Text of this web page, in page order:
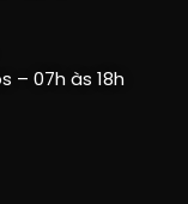
– 07h às 18h